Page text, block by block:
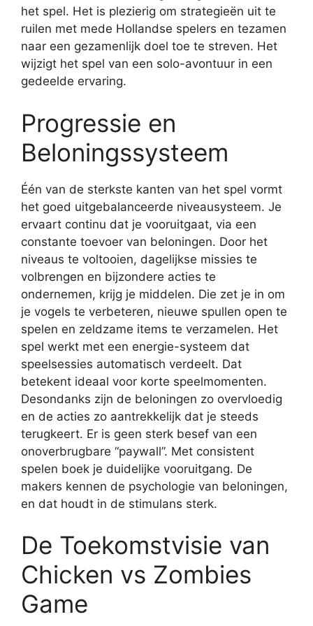
het spel. Het is plezierig om strategieën uit te
ruilen met mede Hollandse spelers en tezamen
naar een gezamenlijk doel toe te streven. Het
wijzigt het spel van een solo-avontuur in een
gedeelde ervaring.
Progressie en
Beloningssysteem
Één van de sterkste kanten van het spel vormt
het goed uitgebalanceerde niveausysteem. Je
ervaart continu dat je vooruitgaat, via een
constante toevoer van beloningen. Door het
niveaus te voltooien, dagelijkse missies te
volbrengen en bijzondere acties te
ondernemen, krijg je middelen. Die zet je in om
je vogels te verbeteren, nieuwe spullen open te
spelen en zeldzame items te verzamelen. Het
spel werkt met een energie-systeem dat
speelsessies automatisch verdeelt. Dat
betekent ideaal voor korte speelmomenten.
Desondanks zijn de beloningen zo overvloedig
en de acties zo aantrekkelijk dat je steeds
terugkeert. Er is geen sterk besef van een
onoverbrugbare “paywall”. Met consistent
spelen boek je duidelijke vooruitgang. De
makers kennen de psychologie van beloningen,
en dat houdt in de stimulans sterk.
De Toekomstvisie van
Chicken vs Zombies
Game